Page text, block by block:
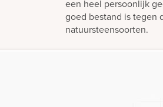
een heel persoonlijk
goed bestand is tegen
natuursteensoorten.